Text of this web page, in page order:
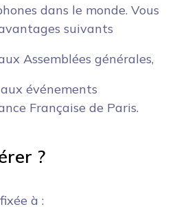
dans le monde. Vous
suivants
Assemblées générales,
événements
Française de Paris.
?
à :